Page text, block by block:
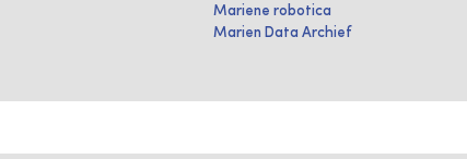
Mariene robotica
Marien Data Archief